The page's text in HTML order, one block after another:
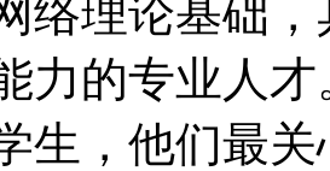
络理论基础
力的专业人
生，他们最